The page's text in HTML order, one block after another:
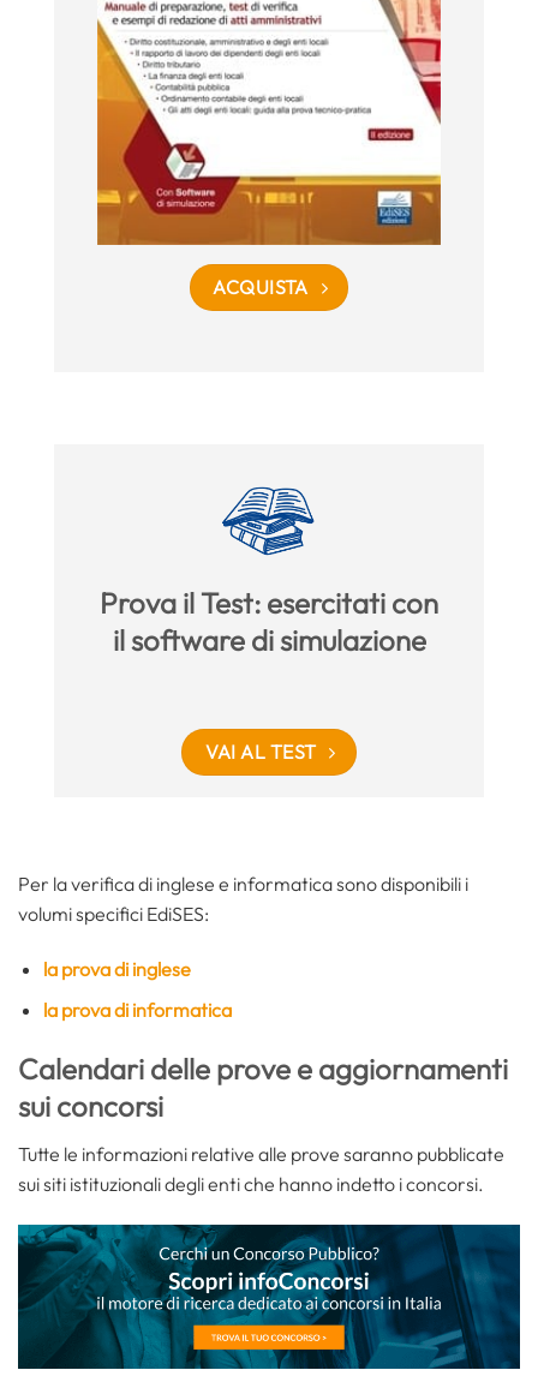
ACQUISTA
Prova il Test: esercitati con
il software di simulazione
VAI AL TEST
Per la verifica di inglese e informatica sono disponibili i
volumi specifici EdiSES:
la prova di inglese
la prova di informatica
Calendari delle prove e aggiornamenti
sui concorsi
Tutte le informazioni relative alle prove saranno pubblicate
sui siti istituzionali degli enti che hanno indetto i concorsi.